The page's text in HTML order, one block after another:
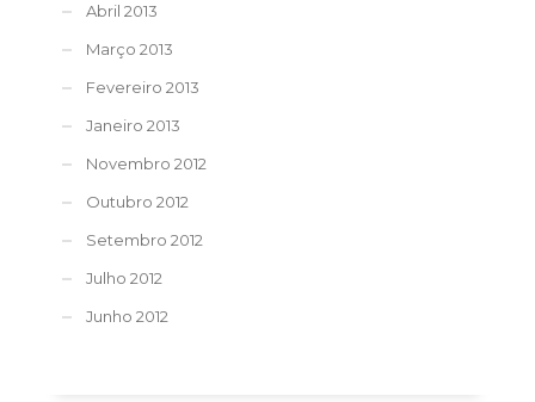
Abril 2013
Março 2013
Fevereiro 2013
Janeiro 2013
Novembro 2012
Outubro 2012
Setembro 2012
Julho 2012
Junho 2012